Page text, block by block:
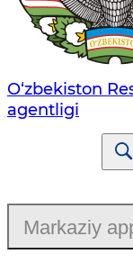
O‘zbekiston
agentligi
Markaziy